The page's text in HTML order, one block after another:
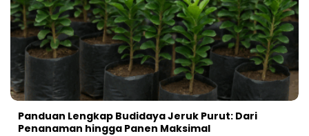
Panduan Lengkap Budidaya Jeruk Purut: Dari
Penanaman hingga Panen Maksimal